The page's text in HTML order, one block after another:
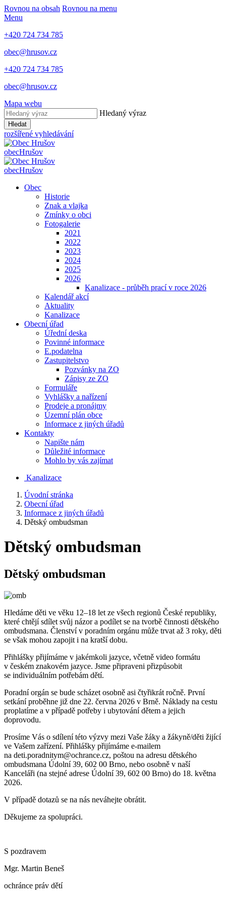
Rovnou na obsah Rovnou na menu
Menu
+420 724 734 785
obec@hrusov.cz
+420 724 734 785
obec@hrusov.cz
Mapa webu
Hledaný výraz
Hledat
rozšířené vyhledávání
obecHrušov
obecHrušov
Obec
Historie
Znak a vlajka
Zmínky o obci
Fotogalerie
2021
2022
2023
2024
2025
2026
Kanalizace - průběh prací v roce 2026
Kalendář akcí
Aktuality
Kanalizace
Obecní úřad
Úřední deska
Povinné informace
E.podatelna
Zastupitelstvo
Pozvánky na ZO
Zápisy ze ZO
Formuláře
Vyhlášky a nařízení
Prodeje a pronájmy
Územní plán obce
Informace z jiných úřadů
Kontakty
Napište nám
Důležité informace
Mohlo by vás zajímat
Kanalizace
Úvodní stránka
Obecní úřad
Informace z jiných úřadů
Dětský ombudsman
Dětský ombudsman
Dětský ombudsman
Hledáme děti ve věku 12–18 let ze všech regionů České republiky,
které chtějí sdílet svůj názor a podílet se na tvorbě činnosti dětského
ombudsmana. Členství v poradním orgánu může trvat až 3 roky, děti
se však mohou zapojit i na kratší dobu.
Přihlášky přijímáme v jakémkoli jazyce, včetně video formátu
v českém znakovém jazyce. Jsme připraveni přizpůsobit
se individuálním potřebám dětí.
Poradní orgán se bude scházet osobně asi čtyřikrát ročně. První
setkání proběhne již dne 22. června 2026 v Brně. Náklady na cestu
proplatíme a v případě potřeby i ubytování dětem a jejich
doprovodu.
Prosíme Vás o sdílení této výzvy mezi Vaše žáky a žákyně/děti žijící
ve Vašem zařízení. Přihlášky přijímáme e-mailem
na deti.poradnitym@ochrance.cz, poštou na adresu dětského
ombudsmana Údolní 39, 602 00 Brno, nebo osobně v naší
Kanceláři (na stejné adrese Údolní 39, 602 00 Brno) do 18. května
2026.
V případě dotazů se na nás neváhejte obrátit.
Děkujeme za spolupráci.
S pozdravem
Mgr. Martin Beneš
ochránce práv dětí